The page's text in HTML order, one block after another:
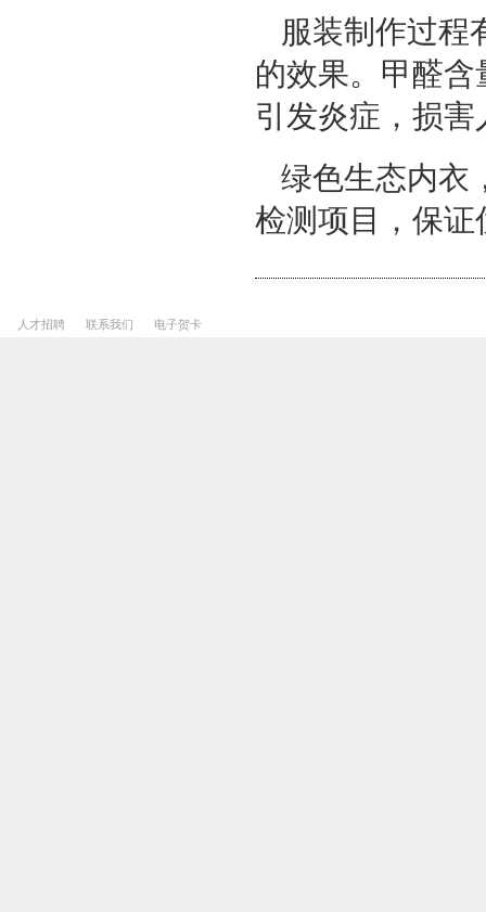
服装制作过程
的效果。甲醛
引发炎症，损害
绿色生态内衣
检测项目，保
人才招聘 联系我们 电子贺卡